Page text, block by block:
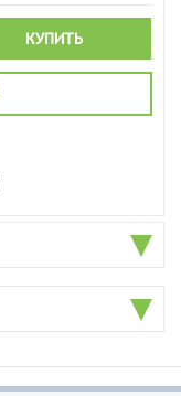
КУПИТЬ